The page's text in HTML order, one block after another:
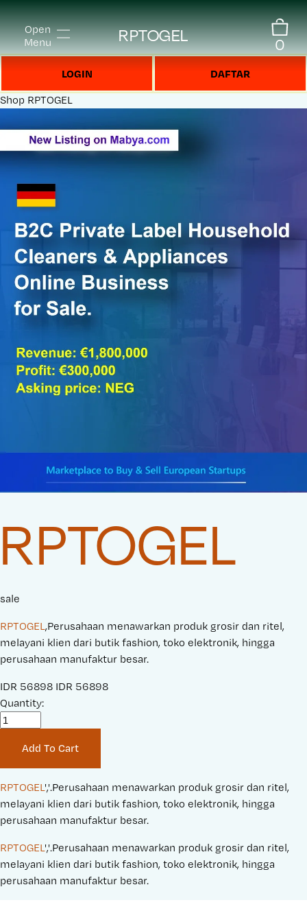
Open
Menu
RPTOGEL 0
LOGIN DAFTAR
Shop RPTOGEL
RPTOGEL
sale
RPTOGEL,Perusahaan menawarkan produk grosir dan ritel,
melayani klien dari butik fashion, toko elektronik, hingga
perusahaan manufaktur besar.
S
a
r
i
c
e
IDR 56898 O
n
a
l
P
i
c
e
IDR 56898
Quantity:
Add To Cart
RPTOGEL ','.Perusahaan menawarkan produk grosir dan ritel,
melayani klien dari butik fashion, toko elektronik, hingga
perusahaan manufaktur besar.
RPTOGEL ','.Perusahaan menawarkan produk grosir dan ritel,
melayani klien dari butik fashion, toko elektronik, hingga
perusahaan manufaktur besar.